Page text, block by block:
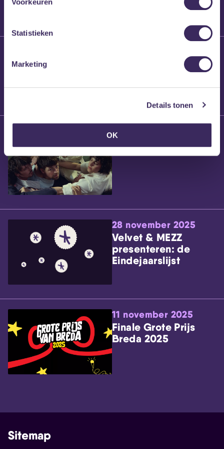
Voorkeuren
Statistieken
Marketing
Details tonen
OK
Brennt Vanneste
24 maart 2026
Willem’s Blog: Ão
28 november 2025
Velvet & MEZZ
presenteren: de
Eindejaarslijst
11 november 2025
Finale Grote Prijs
Breda 2025
Sitemap